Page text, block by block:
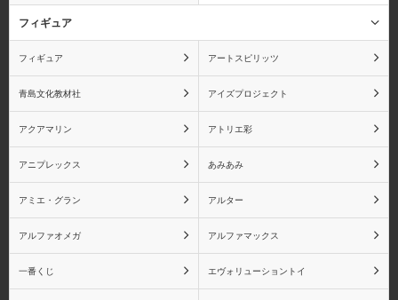
ピッコロ
ドラゴンボール ギガン
ティックシリーズ
ドラゴンボール
S.H.Figuartsシリーズ
ドラゴンボール フィギ
ュアーツZEROシリーズ
ドラゴンボール 魂バデ
ィーズシリーズ
フィギュア
フィギュア アートスピリッツ
青島文化教材社 アイズプロジェクト
アクアマリン アトリエ彩
アニプレックス あみあみ
アミエ・グラン アルター
アルファオメガ アルファマックス
一番くじ エヴォリューショントイ